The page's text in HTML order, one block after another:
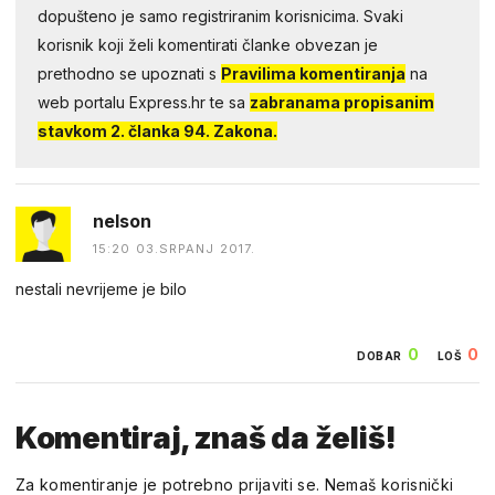
dopušteno je samo registriranim korisnicima. Svaki
korisnik koji želi komentirati članke obvezan je
prethodno se upoznati s Pravilima komentiranja na
web portalu Express.hr te sa zabranama propisanim
stavkom 2. članka 94. Zakona.
nelson
15:20 03.SRPANJ 2017.
nestali nevrijeme je bilo
DOBAR 0 LOŠ 0
Komentiraj, znaš da želiš!
Za komentiranje je potrebno prijaviti se. Nemaš korisnički